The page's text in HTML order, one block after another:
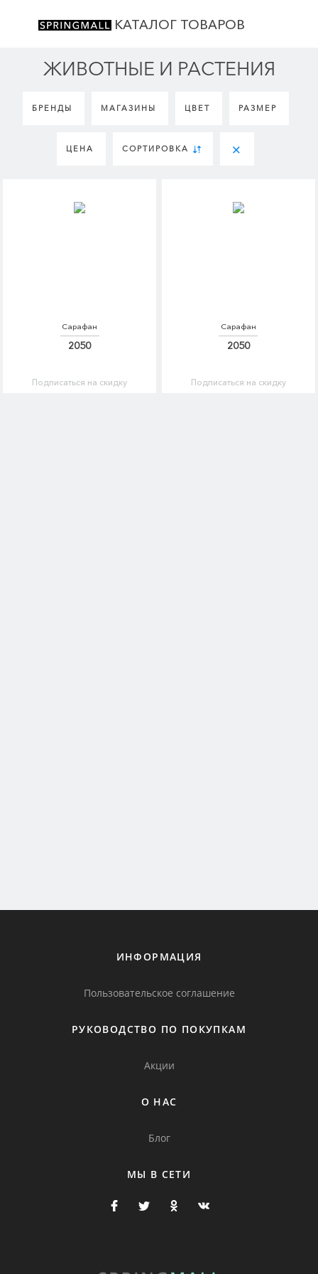
КАТАЛОГ ТОВАРОВ
ЖИВОТНЫЕ И РАСТЕНИЯ
БРЕНДЫ МАГАЗИНЫ ЦВЕТ РАЗМЕР
ЦЕНА СОРТИРОВКА
Сарафан
2050
Подписаться на скидку
Сарафан
2050
Подписаться на скидку
ИНФОРМАЦИЯ
Пользовательское соглашение
РУКОВОДСТВО ПО ПОКУПКАМ
Акции
О НАС
Блог
МЫ В СЕТИ